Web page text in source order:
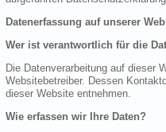
Datenerfassung auf unserer
Wer ist verantwortlich für die
Die Datenverarbeitung auf dieser
Websitebetreiber. Dessen
dieser Website entnehmen.
Wie erfassen wir Ihre Daten?